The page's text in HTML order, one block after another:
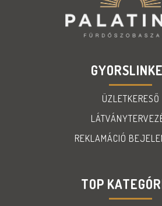
ÜZLETKERESŐ
REKLAMÁCIÓ
TOP